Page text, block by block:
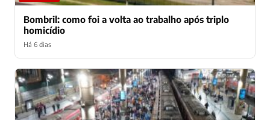
Bombril: como foi a volta ao trabalho após triplo
homicídio
Há 6 dias